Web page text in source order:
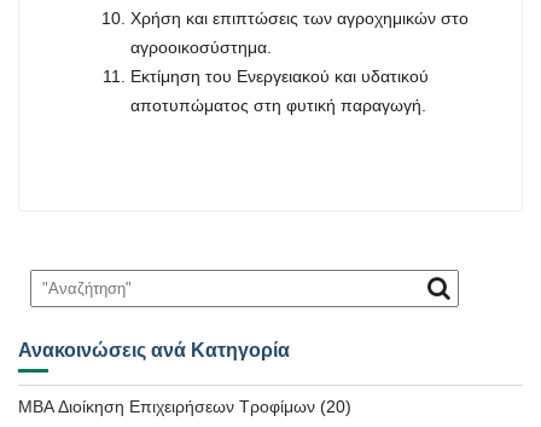
Χρήση και επιπτώσεις των αγροχημικών στο
αγροοικοσύστημα.
Εκτίμηση του Ενεργειακού και υδατικού
αποτυπώματος στη φυτική παραγωγή.
Ανακοινώσεις ανά Κατηγορία
MBA Διοίκηση Επιχειρήσεων Τροφίμων (20)